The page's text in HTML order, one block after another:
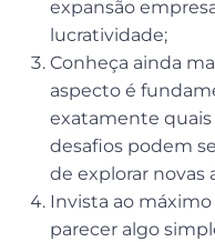
expansão
lucratividade;
Conheça ainda
aspecto é
exatamente
desafios podem
de explorar novas
Invista ao
parecer algo